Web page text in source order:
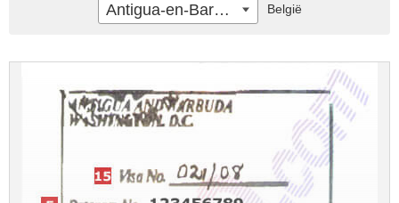
Antigua-en-Barbuda België